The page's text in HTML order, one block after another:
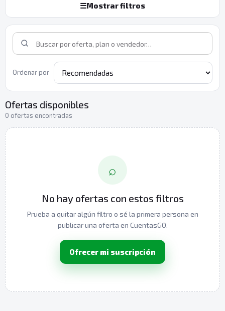
☰Mostrar filtros
Ordenar por
Ofertas disponibles
0 ofertas encontradas
⌕
No hay ofertas con estos filtros
Prueba a quitar algún filtro o sé la primera persona en
publicar una oferta en CuentasGO.
Ofrecer mi suscripción